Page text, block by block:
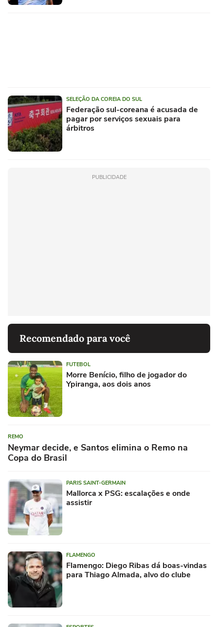
SELEÇÃO DA COREIA DO SUL
Federação sul-coreana é acusada de
pagar por serviços sexuais para
árbitros
PUBLICIDADE
Recomendado para você
FUTEBOL
Morre Benício, filho de jogador do
Ypiranga, aos dois anos
REMO
Neymar decide, e Santos elimina o Remo na
Copa do Brasil
PARIS SAINT-GERMAIN
Mallorca x PSG: escalações e onde
assistir
FLAMENGO
Flamengo: Diego Ribas dá boas-vindas
para Thiago Almada, alvo do clube